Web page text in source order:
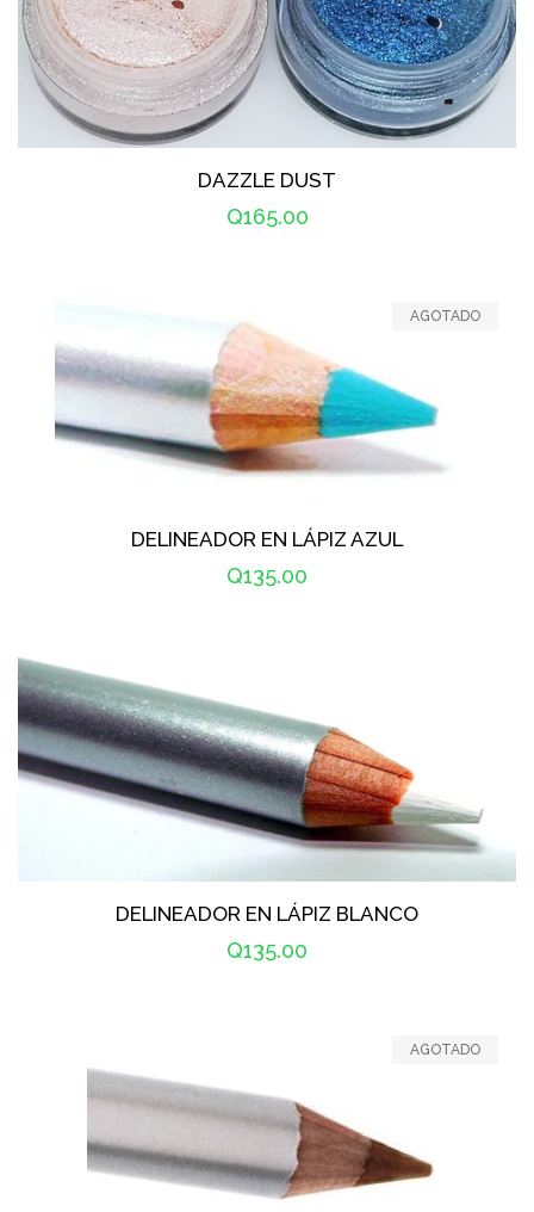
DAZZLE DUST
Precio
Q165.00
DELINEADOR EN LÁPIZ AZUL
Precio
Q135.00
AGOTADO
DELINEADOR EN LÁPIZ BLANCO
Precio
Q135.00
AGOTADO